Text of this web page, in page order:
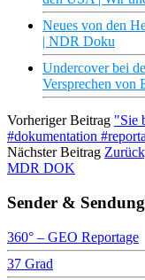
Neues von den
| NDR Doku
Undercover bei
Versprechen von
Vorheriger Beitrag "Sie
#dokumentation
Nächster Beitrag
MDR DOK
Sender &
360° – GEO Reportage
37 Grad